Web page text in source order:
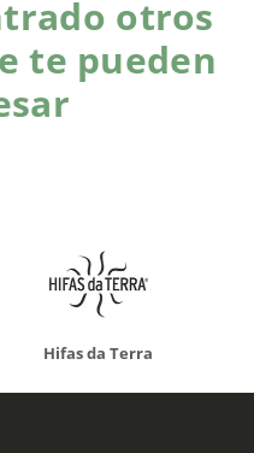
otros
te pueden
Hifas da Terra